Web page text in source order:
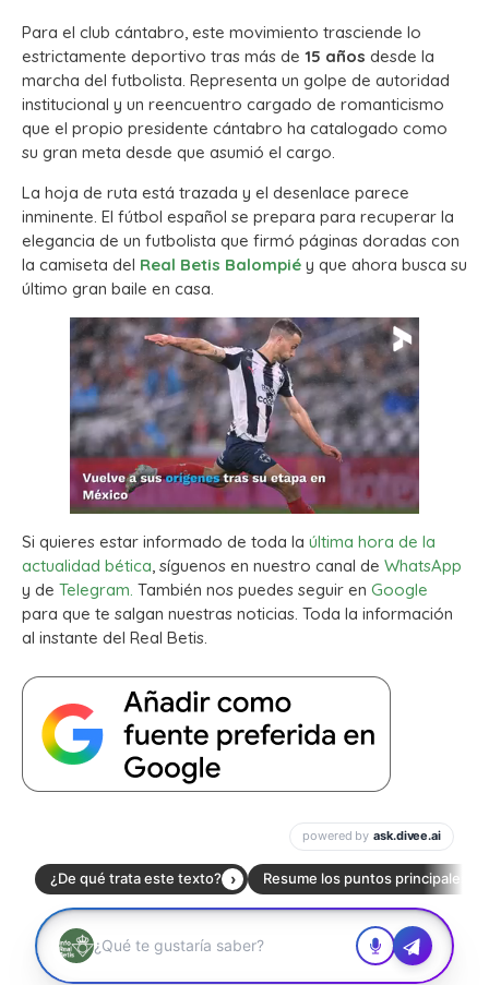
Para el club cántabro, este movimiento trasciende lo
estrictamente deportivo tras más de 15 años desde la
marcha del futbolista. Representa un golpe de autoridad
institucional y un reencuentro cargado de romanticismo
que el propio presidente cántabro ha catalogado como
su gran meta desde que asumió el cargo.
La hoja de ruta está trazada y el desenlace parece
inminente. El fútbol español se prepara para recuperar la
elegancia de un futbolista que firmó páginas doradas con
la camiseta del Real Betis Balompié y que ahora busca su
último gran baile en casa.
Si quieres estar informado de toda la última hora de la
actualidad bética , síguenos en nuestro canal de WhatsApp
y de Telegram. También nos puedes seguir en Google
para que te salgan nuestras noticias. Toda la información
al instante del Real Betis.